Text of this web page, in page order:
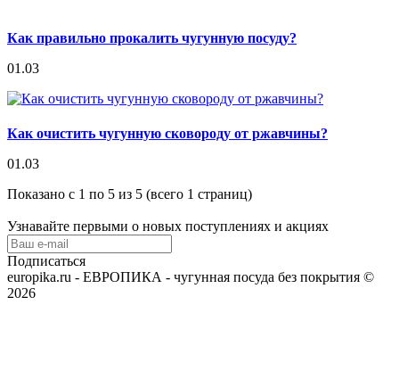
Как правильно прокалить чугунную посуду?
01.03
Как очистить чугунную сковороду от ржавчины?
01.03
Показано с 1 по 5 из 5 (всего 1 страниц)
Узнавайте первыми о новых поступлениях и акциях
Подписаться
europika.ru - ЕВРОПИКА - чугунная посуда без покрытия ©
2026